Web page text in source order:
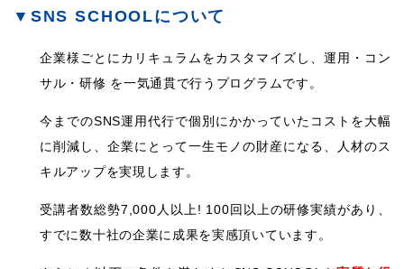
▼SNS SCHOOLについて
企業様ごとにカリキュラムをカスタマイズし、運用・コン
サル・研修 を一気通貫で行うプログラムです。
今までのSNS運用代行で個別にかかっていたコストを大幅
に削減し、企業にとって一生モノの財産になる、人材のス
キルアップを実現します。
受講者数総勢7,000人以上! 100回以上の研修実績があり、
すでに数十社の企業に成果を実感頂いています。